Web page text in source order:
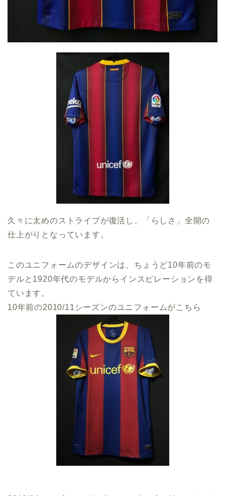
久々に太めのストライプが復活し、「らしさ」全開の
仕上がりとなっています。
このユニフォームのデザインは、ちょうど10年前のモ
デルと1920年代のモデルからインスピレーションを得
ています。
10年前の2010/11シーズンのユニフォームがこちら